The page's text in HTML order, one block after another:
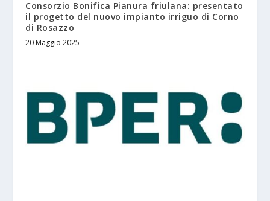
Consorzio Bonifica Pianura friulana: presentato
il progetto del nuovo impianto irriguo di Corno
di Rosazzo
20 Maggio 2025